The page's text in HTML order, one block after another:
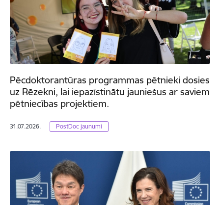
Pēcdoktorantūras programmas pētnieki dosies
uz Rēzekni, lai iepazīstinātu jauniešus ar saviem
pētniecības projektiem.
31.07.2026. PostDoc jaunumi